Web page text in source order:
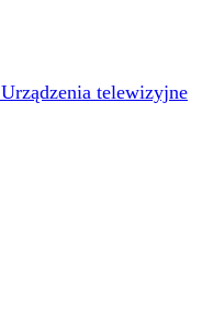
Urządzenia telewizyjne